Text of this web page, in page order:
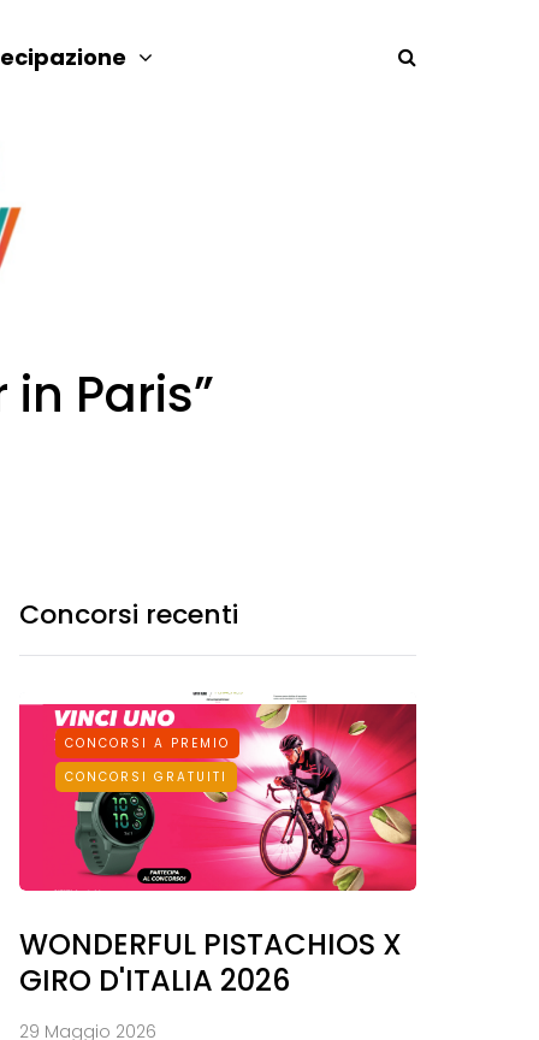
Paris”
Concorsi recenti
CONCORSI A PREMIO
CONCORSI GRATUITI
WONDERFUL PISTACHIOS X
GIRO D'ITALIA 2026
29 Maggio 2026